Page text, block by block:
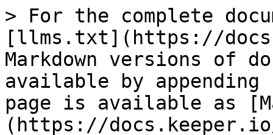
> For the complete
[llms.txt](https://
Markdown versions of
available by
page is available as
(https://